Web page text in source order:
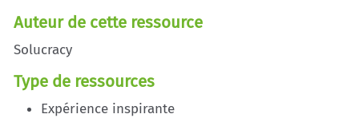
Auteur de cette ressource
Solucracy
Type de ressources
Expérience inspirante